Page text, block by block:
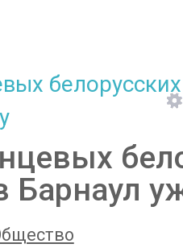
Барнаул